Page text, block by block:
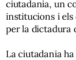
ciutadania, un
institucions i els
per la dictadura
La ciutadania